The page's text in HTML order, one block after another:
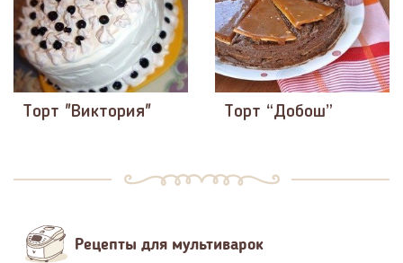
Торт "Виктория" Торт “Добош”
Рецепты для мультиварок